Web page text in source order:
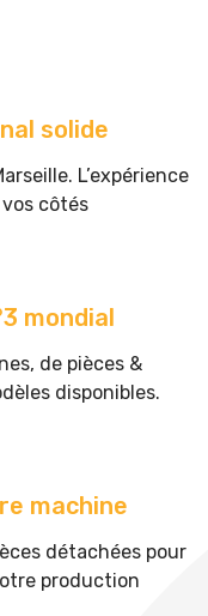
solide
L’expérience
côtés
mondial
de pièces &
disponibles.
machine
détachées pour
production